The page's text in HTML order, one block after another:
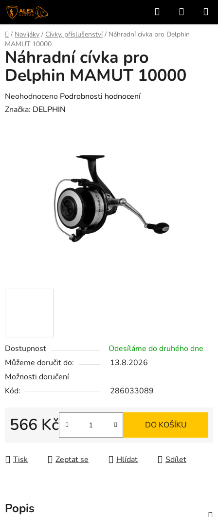
Přejít
na
obsah
Hledat
KOŠÍK
Domů
/ Navijáky / Cívky, příslušenství / Náhradní cívka pro Delphin
MAMUT 10000
Dostupnost
Odesíláme do druhého dne
Můžeme doručit do:
13.8.2026
Možnosti doručení
Kód:
286033089
566 Kč DO KOŠÍKU
Tisk Zeptat se Hlídat Sdílet
Náhradní cívka pro
Delphin MAMUT 10000
Průměrné
hodnocení
Neohodnoceno Podrobnosti hodnocení
Značka: DELPHIN
Popis